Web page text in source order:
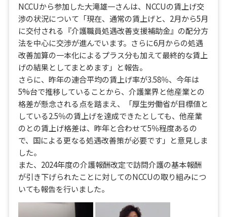
NCCUから参加した大滝雄一さんは、NCCUの賃上げ交
渉の状況について「現在、通常の賃上げと、2月から5月
に交付される『介護職員処遇改善支援補助金』の配分方
法を中心に交渉が進んでいます。さらに6月からの処遇
改善加算の一本化によるプラス分も加えて最終的な賃上
げの結果としてまとめます」と報告。
さらに、昨年の連合平均の賃上げ率が3.58％、今年は
5%台で推移していることから、介護業界と他産業との
格差が懸念される点を踏まえ、「厚生労働省が目標値と
している2.5％の賃上げを達成できたとしても、他産業
のとの賃上げ格差は、昨年と合わせて5％程度あるの
で、国による更なる処遇改善策が必要です」と意見しま
した。
また、2024年度の介護報酬改定で訪問介護の基本報酬
が引き下げられたことに対してのNCCUの取り組みにつ
いても報告を行いました。